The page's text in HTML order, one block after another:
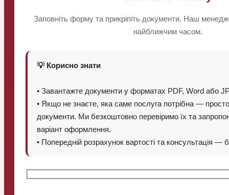
Заповніть форму та прикріпіть документи. Наш
найближчим часом.
💡 Корисно знати
• Завантажте документи у форматах PDF, Word або
• Якщо не знаєте, яка саме послуга потрібна — просто
документи. Ми безкоштовно перевіримо їх та
варіант оформлення.
• Попередній розрахунок вартості та консультація —